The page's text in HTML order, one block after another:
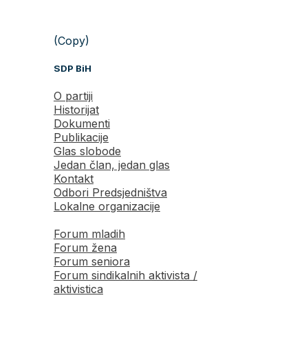
(Copy)
SDP BiH
O partiji
Historijat
Dokumenti
Publikacije
Glas slobode
Jedan član, jedan glas
Kontakt
Odbori Predsjedništva
Lokalne organizacije
Forum mladih
Forum žena
Forum seniora
Forum sindikalnih aktivista /
aktivistica